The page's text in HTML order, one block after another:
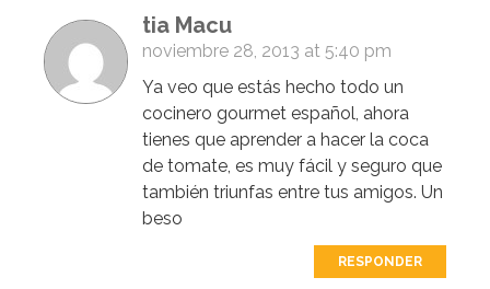
tia Macu
noviembre 28, 2013 at 5:40 pm
Ya veo que estás hecho todo un
cocinero gourmet español, ahora
tienes que aprender a hacer la coca
de tomate, es muy fácil y seguro que
también triunfas entre tus amigos. Un
beso
RESPONDER